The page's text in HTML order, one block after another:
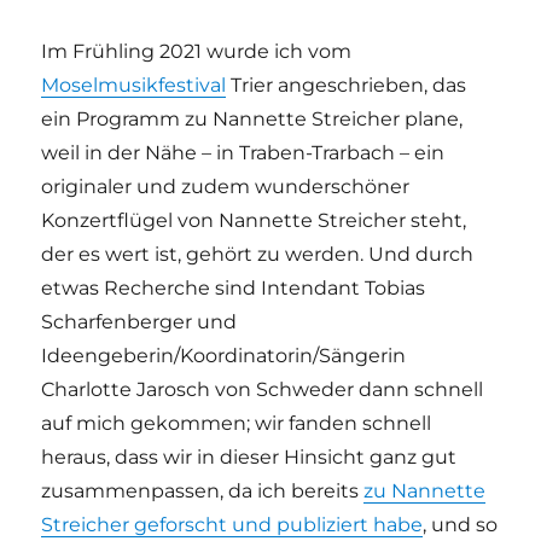
Im Frühling 2021 wurde ich vom
Moselmusikfestival Trier angeschrieben, das
ein Programm zu Nannette Streicher plane,
weil in der Nähe – in Traben-Trarbach – ein
originaler und zudem wunderschöner
Konzertflügel von Nannette Streicher steht,
der es wert ist, gehört zu werden. Und durch
etwas Recherche sind Intendant Tobias
Scharfenberger und
Ideengeberin/Koordinatorin/Sängerin
Charlotte Jarosch von Schweder dann schnell
auf mich gekommen; wir fanden schnell
heraus, dass wir in dieser Hinsicht ganz gut
zusammenpassen, da ich bereitszu Nannette
Streicher geforscht und publiziert habe, und so